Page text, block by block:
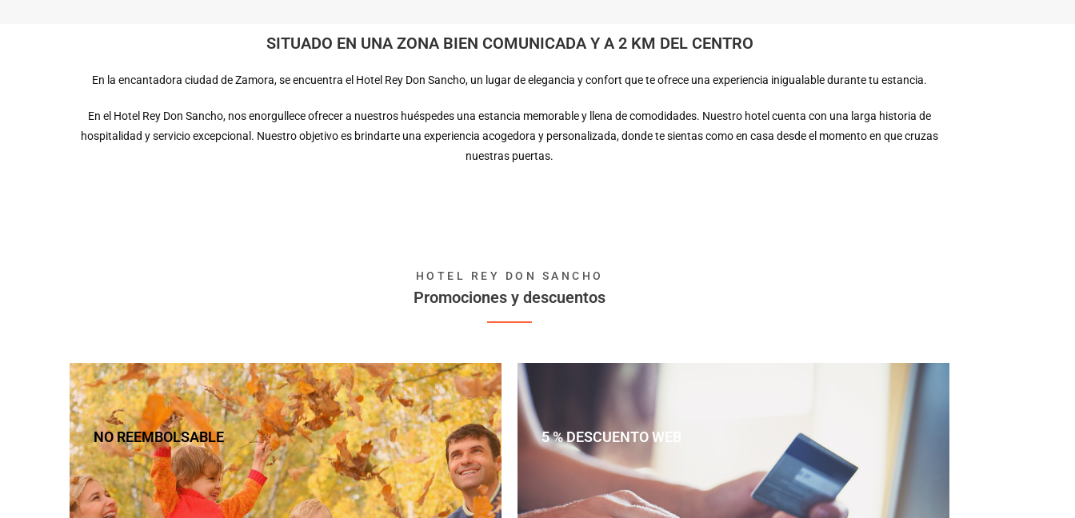
SITUADO EN UNA ZONA BIEN COMUNICADA Y A 2 KM DEL CENTRO
En la encantadora ciudad de Zamora, se encuentra el Hotel Rey Don Sancho, un lugar de elegancia y confort que te ofrece una experiencia inigualable durante tu estancia.
En el Hotel Rey Don Sancho, nos enorgullece ofrecer a nuestros huéspedes una estancia memorable y llena de comodidades. Nuestro hotel cuenta con una larga historia de
hospitalidad y servicio excepcional. Nuestro objetivo es brindarte una experiencia acogedora y personalizada, donde te sientas como en casa desde el momento en que cruzas
nuestras puertas.
HOTEL REY DON SANCHO
Promociones y descuentos
NO REEMBOLSABLE 5 % DESCUENTO WEB